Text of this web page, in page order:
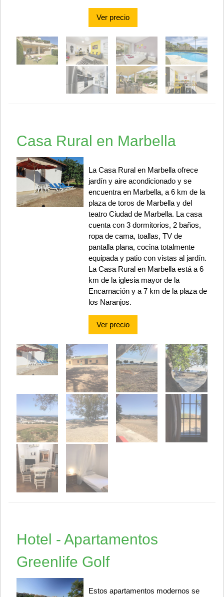
Ver precio
Casa Rural en Marbella
La Casa Rural en Marbella ofrece
jardín y aire acondicionado y se
encuentra en Marbella, a 6 km de la
plaza de toros de Marbella y del
teatro Ciudad de Marbella. La casa
cuenta con 3 dormitorios, 2 baños,
ropa de cama, toallas, TV de
pantalla plana, cocina totalmente
equipada y patio con vistas al jardín.
La Casa Rural en Marbella está a 6
km de la iglesia mayor de la
Encarnación y a 7 km de la plaza de
los Naranjos.
Ver precio
Hotel - Apartamentos
Greenlife Golf
Estos apartamentos modernos se